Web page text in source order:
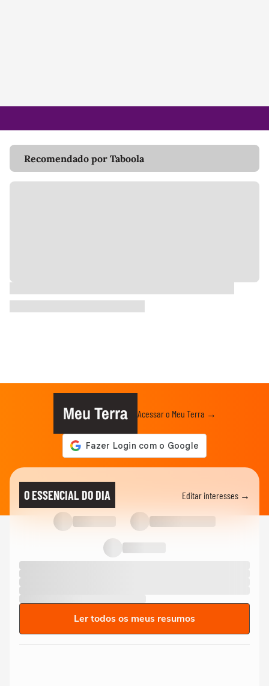
Recomendado por Taboola
Meu Terra Acessar o Meu Terra →
O ESSENCIAL DO DIA Editar interesses →
Ler todos os meus resumos